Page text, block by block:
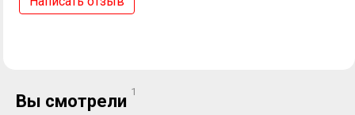
Вы смотрели 1